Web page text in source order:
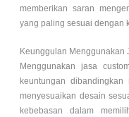
memberikan saran
yang paling sesuai dengan
Keunggulan Menggunakan
Menggunakan jasa
keuntungan
menyesuaikan desain
kebebasan dalam